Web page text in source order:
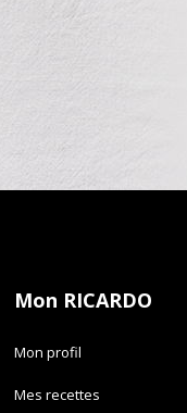
Mon RICARDO
Mon profil
Mes recettes